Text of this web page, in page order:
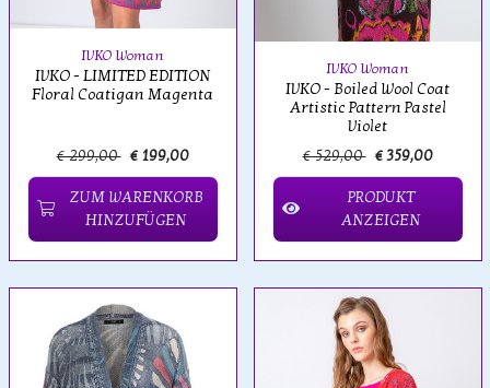
IVKO Woman
IVKO - LIMITED EDITION
Floral Coatigan Magenta
€ 299,00 € 199,00
ZUM WARENKORB
HINZUFÜGEN
IVKO Woman
IVKO - Boiled Wool Coat
Artistic Pattern Pastel
Violet
€ 529,00 € 359,00
PRODUKT
ANZEIGEN